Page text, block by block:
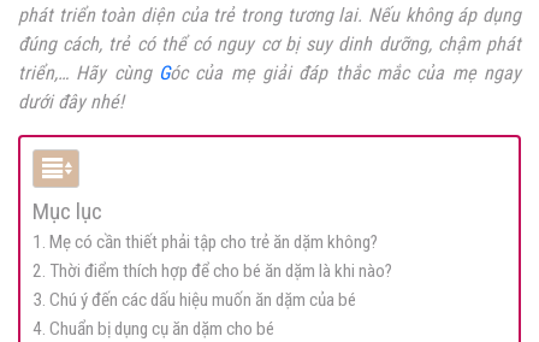
phát triển toàn diện của trẻ trong tương lai. Nếu không áp dụng
đúng cách, trẻ có thể có nguy cơ bị suy dinh dưỡng, chậm phát
triển,… Hãy cùng Góc của mẹ giải đáp thắc mắc của mẹ ngay
dưới đây nhé!
Mục lục
1. Mẹ có cần thiết phải tập cho trẻ ăn dặm không?
2. Thời điểm thích hợp để cho bé ăn dặm là khi nào?
3. Chú ý đến các dấu hiệu muốn ăn dặm của bé
4. Chuẩn bị dụng cụ ăn dặm cho bé